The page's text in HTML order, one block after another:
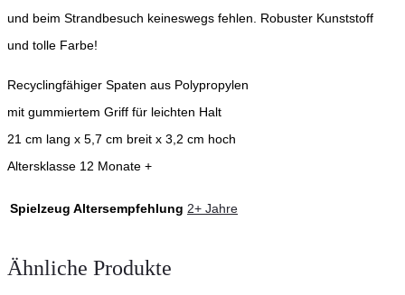
und beim Strandbesuch keineswegs fehlen. Robuster Kunststoff
und tolle Farbe!
Recyclingfähiger Spaten aus Polypropylen
mit gummiertem Griff für leichten Halt
21 cm lang x 5,7 cm breit x 3,2 cm hoch
Altersklasse 12 Monate +
Spielzeug Altersempfehlung 2+ Jahre
Ähnliche Produkte